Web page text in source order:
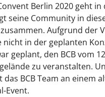
Berlin 2020 geht
seine Community in
Aufgrund der
nicht in der geplanten
geplant, den BCB vom
zu veranstalten.
das BCB Team an einem
Event.